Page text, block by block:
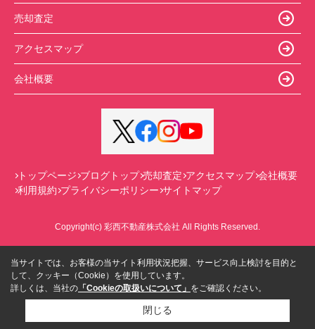
売却査定
アクセスマップ
会社概要
トップページ ブログトップ 売却査定 アクセスマップ 会社概要
利用規約 プライバシーポリシー サイトマップ
Copyright(c) 彩西不動産株式会社 All Rights Reserved.
当サイトでは、お客様の当サイト利用状況把握、サービス向上検討を目的と
して、クッキー（Cookie）を使用しています。
詳しくは、当社の 「Cookieの取扱いについて」 をご確認ください。
閉じる